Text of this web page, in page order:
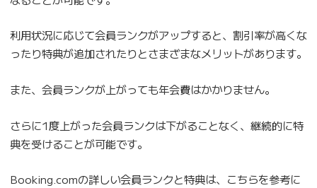
利用状況に応じて会員ランクがアップすると、割引率が高くな
ったり特典が追加されたりとさまざまなメリットがあります。
また、会員ランクが上がっても年会費はかかりません。
さらに1度上がった会員ランクは下がることなく、継続的に特
典を受けることが可能です。
Booking.comの詳しい会員ランクと特典は、こちらを参考に